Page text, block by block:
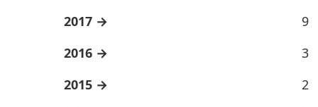
2017
9
2016
3
2015
2